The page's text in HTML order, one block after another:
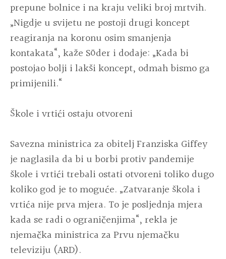
prepune bolnice i na kraju veliki broj mrtvih.
„Nigdje u svijetu ne postoji drugi koncept
reagiranja na koronu osim smanjenja
kontakata“, kaže Söder i dodaje: „Kada bi
postojao bolji i lakši koncept, odmah bismo ga
primijenili.“
Škole i vrtići ostaju otvoreni
Savezna ministrica za obitelj Franziska Giffey
je naglasila da bi u borbi protiv pandemije
škole i vrtići trebali ostati otvoreni toliko dugo
koliko god je to moguće. „Zatvaranje škola i
vrtića nije prva mjera. To je posljednja mjera
kada se radi o ograničenjima“, rekla je
njemačka ministrica za Prvu njemačku
televiziju (ARD).